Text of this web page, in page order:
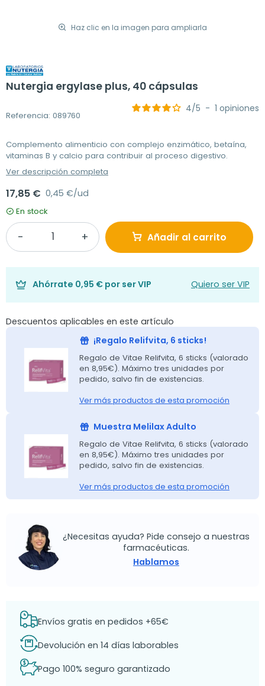
Haz clic en la imagen para ampliarla
Nutergia ergylase plus, 40 cápsulas
Referencia: 089760
4/5 - 1 opiniones
Complemento alimenticio con complejo enzimático, betaína,
vitaminas B y calcio para contribuir al proceso digestivo.
Ver descripción completa
17,85 € 0,45 €/ud
En stock
Añadir al carrito
Ahórrate 0,95 € por ser VIP Quiero ser VIP
Descuentos aplicables en este artículo
¡Regalo Relifvita, 6 sticks!
Regalo de Vitae Relifvita, 6 sticks (valorado
en 8,95€). Máximo tres unidades por
pedido, salvo fin de existencias.
Ver más productos de esta promoción
Muestra Melilax Adulto
Regalo de Vitae Relifvita, 6 sticks (valorado
en 8,95€). Máximo tres unidades por
pedido, salvo fin de existencias.
Ver más productos de esta promoción
¿Necesitas ayuda? Pide consejo a nuestras
farmacéuticas.
Hablamos
Envíos gratis en pedidos +65€
Devolución en 14 días laborables
Pago 100% seguro garantizado